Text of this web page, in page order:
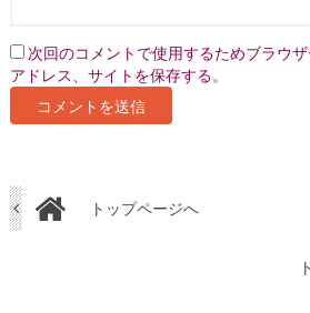
次回のコメントで使用するためブラウ
アドレス、サイトを保存する。
トップページへ